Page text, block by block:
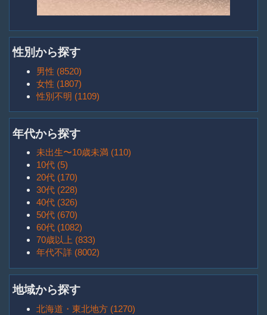
性別から探す
男性 (8520)
女性 (1807)
性別不明 (1109)
年代から探す
未出生〜10歳未満 (110)
10代 (5)
20代 (170)
30代 (228)
40代 (326)
50代 (670)
60代 (1082)
70歳以上 (833)
年代不詳 (8002)
地域から探す
北海道・東北地方 (1270)